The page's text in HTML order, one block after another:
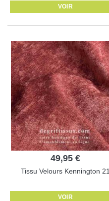
VOIR
49,95 €
Tissu Velours Kennington 21
VOIR